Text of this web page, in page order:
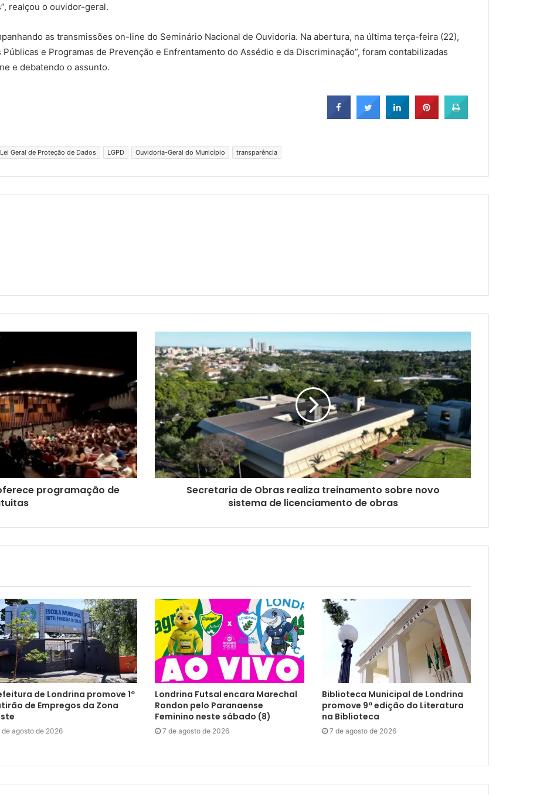
realçou o ouvidor-geral.
as transmissões on-line do Seminário Nacional de Ouvidoria. Na abertura, na última terça-feira (22),
e Programas de Prevenção e Enfrentamento do Assédio e da Discriminação”, foram contabilizadas
e debatendo o assunto.
Lei Geral de Proteção de Dados LGPD Ouvidoria-Geral do Município transparência
programação de
Secretaria de Obras realiza treinamento sobre novo
sistema de licenciamento de obras
de Londrina promove 1º
de Empregos da Zona
de agosto de 2026
Londrina Futsal encara Marechal
Rondon pelo Paranaense
Feminino neste sábado (8)
7 de agosto de 2026
Biblioteca Municipal de Londrina
promove 9ª edição do Literatura
na Biblioteca
7 de agosto de 2026